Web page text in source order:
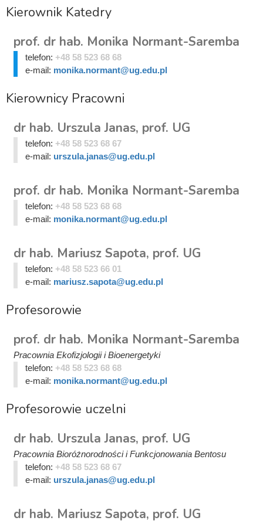
Kierownik Katedry
prof. dr hab. Monika Normant-Saremba
telefon: +48 58 523 68 68
e-mail: monika.normant@ug.edu.pl
Kierownicy Pracowni
dr hab. Urszula Janas, prof. UG
telefon: +48 58 523 68 67
e-mail: urszula.janas@ug.edu.pl
prof. dr hab. Monika Normant-Saremba
telefon: +48 58 523 68 68
e-mail: monika.normant@ug.edu.pl
dr hab. Mariusz Sapota, prof. UG
telefon: +48 58 523 66 01
e-mail: mariusz.sapota@ug.edu.pl
Profesorowie
prof. dr hab. Monika Normant-Saremba
Pracownia Ekofizjologii i Bioenergetyki
telefon: +48 58 523 68 68
e-mail: monika.normant@ug.edu.pl
Profesorowie uczelni
dr hab. Urszula Janas, prof. UG
Pracownia Bioróżnorodności i Funkcjonowania Bentosu
telefon: +48 58 523 68 67
e-mail: urszula.janas@ug.edu.pl
dr hab. Mariusz Sapota, prof. UG